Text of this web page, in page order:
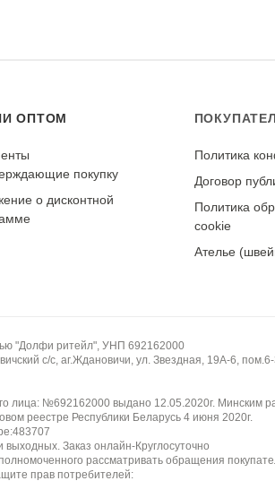
ОПТОМ
покупку
о дисконтной
Политика
Договор
Политика
cookie
Ателье
"Долфи ритейл", УНП 692162000
с/с, аг.Ждановичи, ул. Звездная, 19А-6,
лица: №692162000 выдано 12.05.2020г. Минским
реестре Республики Беларусь 4 июня 2020г.
Заказ онлайн-Круглосуточно
рассматривать обращения
прав потребителей: